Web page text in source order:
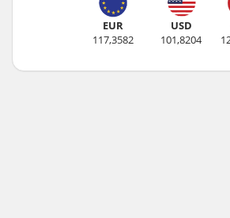
EUR
117,3582
USD
101,8204